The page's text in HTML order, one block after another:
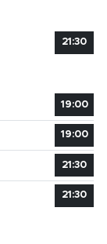
21:30
19:00
19:00
21:30
21:30